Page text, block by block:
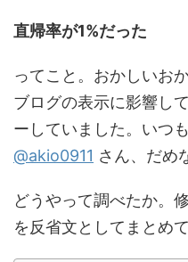
直帰率が1%だった
ってこと。おかしいお
ブログの表示に影響し
ーしていました。いつ
@akio0911 さん、だめ
どうやって調べたか。
を反省文としてまとめ